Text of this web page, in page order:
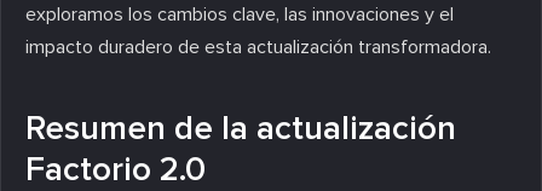
exploramos los cambios clave, las innovaciones y el
impacto duradero de esta actualización transformadora.
Resumen de la actualización
Factorio 2.0